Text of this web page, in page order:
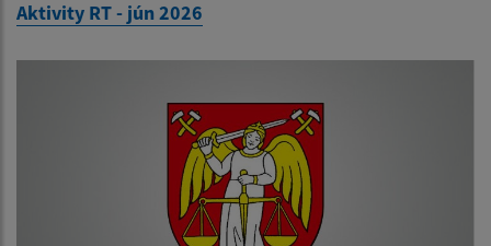
Aktivity RT - jún 2026